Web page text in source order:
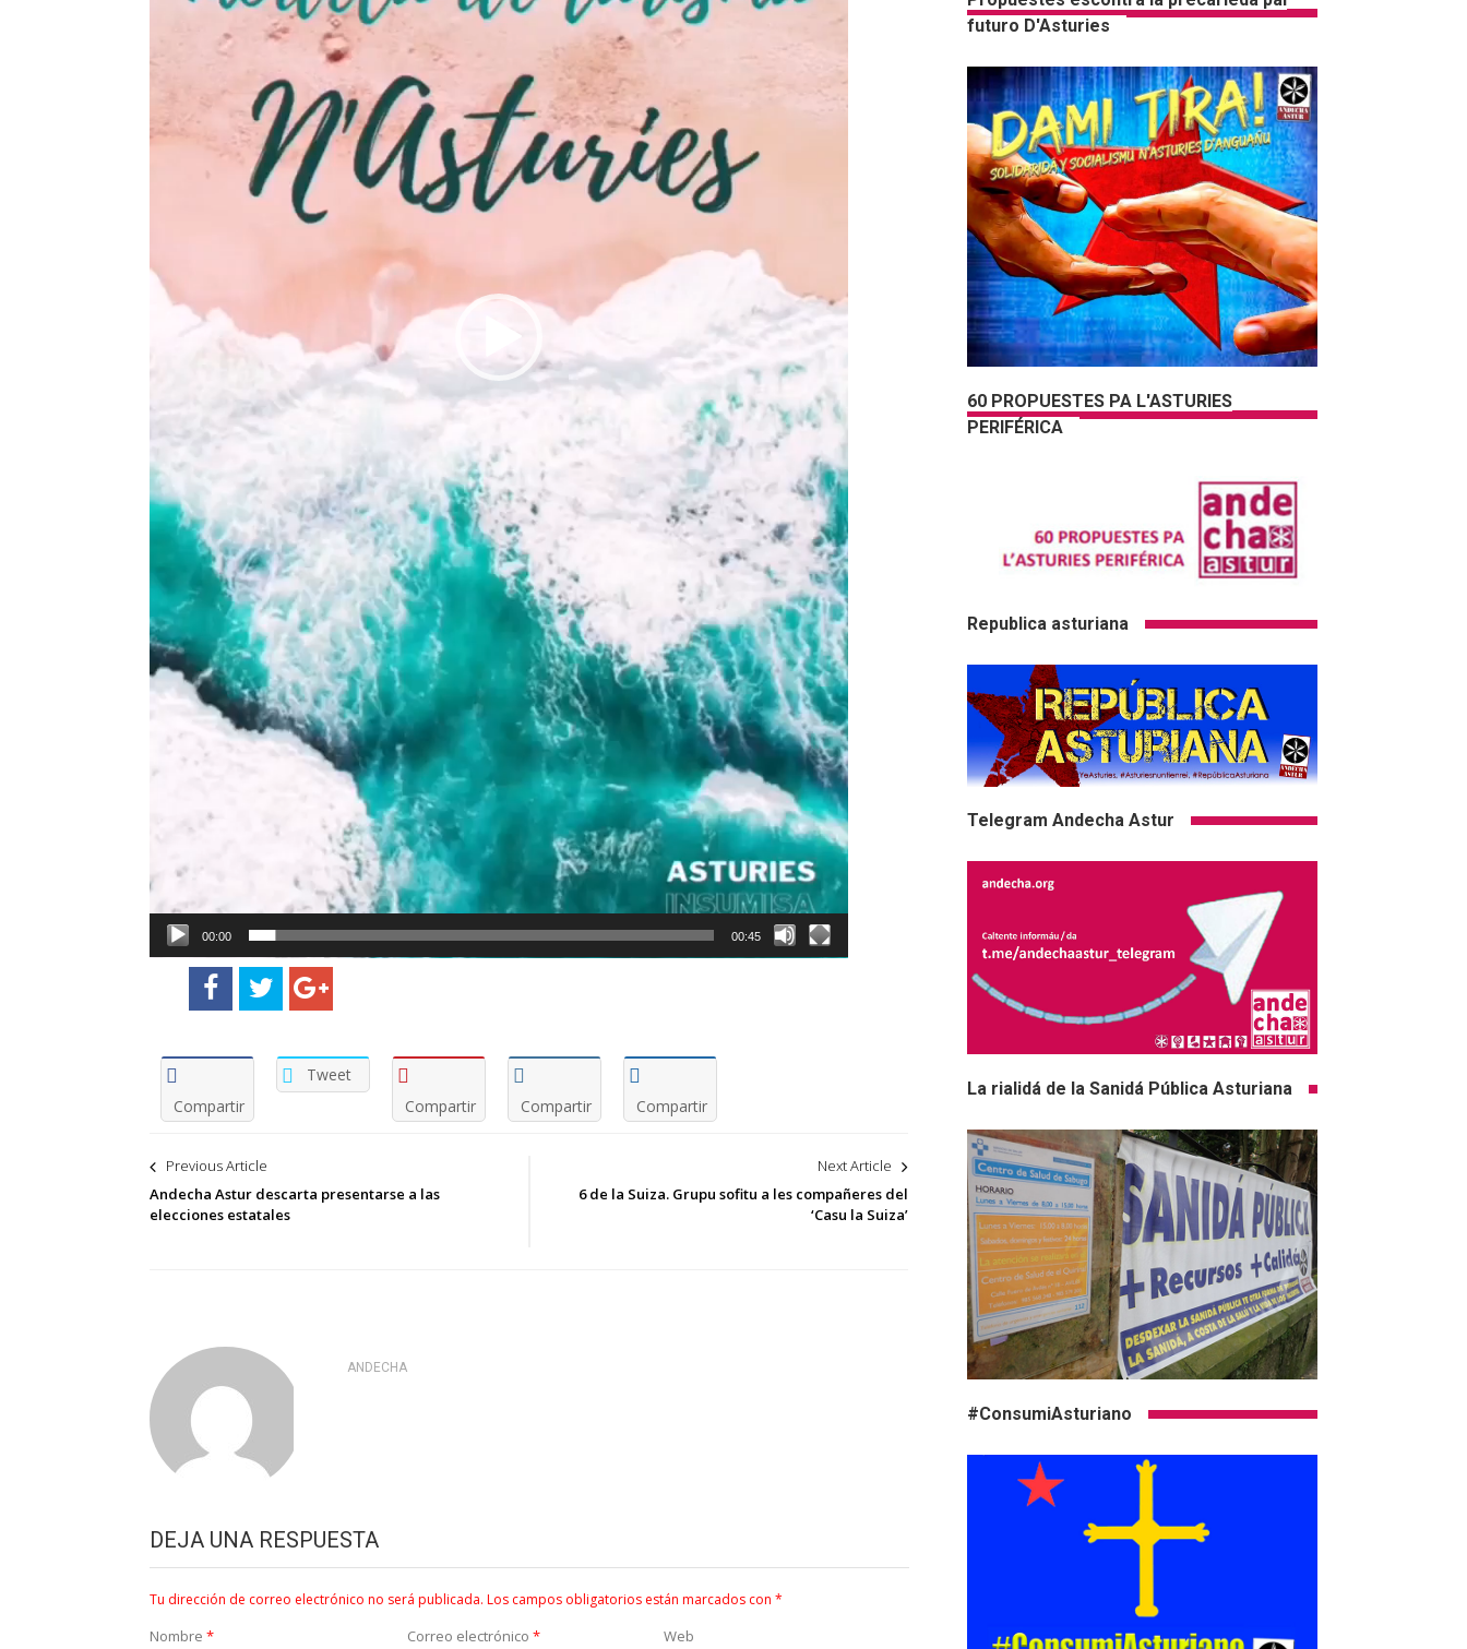
00:00 00:45
Compartir
Tweet
Compartir
Compartir Compartir
Navegación
de
Previous Article
Andecha Astur descarta presentarse a las
elecciones estatales
Next Article
6 de la Suiza. Grupu sofitu a les compañeres del
‘Casu la Suiza’
ANDECHA
DEJA UNA RESPUESTA
Tu dirección de correo electrónico no será publicada. Los campos obligatorios están marcados con *
Nombre * Correo electrónico * Web
futuro D'Asturies
60 PROPUESTES PA L'ASTURIES
PERIFÉRICA
Republica asturiana
Telegram Andecha Astur
La rialidá de la Sanidá Pública Asturiana
#ConsumiAsturiano